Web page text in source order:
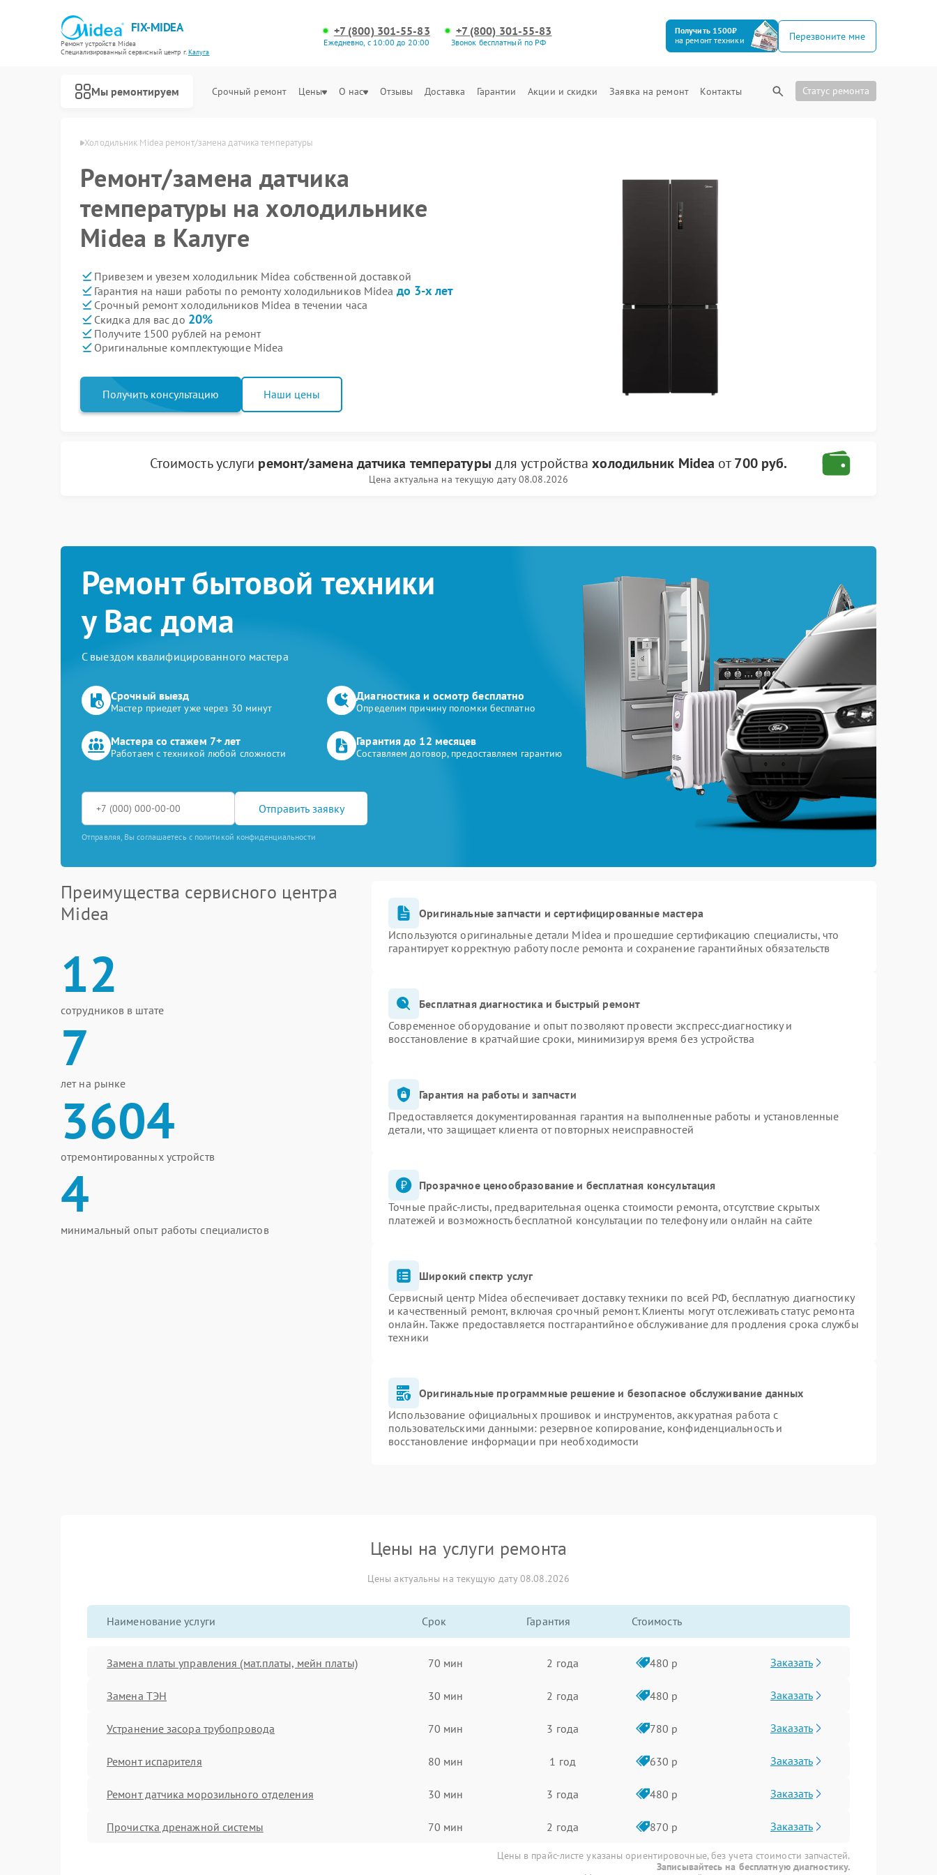
FIX-MIDEA
Ремонт устройств Midea
Специализированный cервисный центр г.Калуга
+7 (800) 301-55-83
Ежедневно, с 10:00 до 20:00
+7 (800) 301-55-83
Звонок бесплатный по РФ
Получить 1500₽
на ремонт техники
Перезвоните мне
Мы ремонтируем Срочный ремонт Цены О нас Отзывы Доставка Гарантии Акции и скидки Заявка на ремонт Контакты Статус ремонта
Midea в Калуге Холодильник Midea ремонт/замена датчика температуры
Ремонт/замена датчика
температуры на холодильнике
Midea в Калуге
Привезем и увезем холодильник Midea собственной доставкой
Гарантия на наши работы по ремонту холодильников Midea до 3-х лет
Срочный ремонт холодильников Midea в течении часа
Скидка для вас до 20%
Получите 1500 рублей на ремонт
Оригинальные комплектующие Midea
Получить консультацию Наши цены
Стоимость услуги ремонт/замена датчика температуры для устройствахолодильник Midea от700 руб.
Цена актуальна на текущую дату 08.08.2026
Ремонт бытовой техники
у Вас дома
С выездом квалифицированного мастера
Срочный выезд
Мастер приедет уже через 30 минут
Диагностика и осмотр бесплатно
Определим причину поломки бесплатно
Мастера со стажем 7+ лет
Работаем с техникой любой сложности
Гарантия до 12 месяцев
Составляем договор, предоставляем гарантию
Отправить заявку
Отправляя, Вы соглашаетесь с политикой конфиденциальности
Преимущества сервисного центра
Midea
12
сотрудников в штате
7
лет на рынке
3604
отремонтированных устройств
4
минимальный опыт работы специалистов
Оригинальные запчасти и сертифицированные мастера
Используются оригинальные детали Midea и прошедшие сертификацию специалисты, что
гарантирует корректную работу после ремонта и сохранение гарантийных обязательств
Бесплатная диагностика и быстрый ремонт
Современное оборудование и опыт позволяют провести экспресс-диагностику и
восстановление в кратчайшие сроки, минимизируя время без устройства
Гарантия на работы и запчасти
Предоставляется документированная гарантия на выполненные работы и установленные
детали, что защищает клиента от повторных неисправностей
Прозрачное ценообразование и бесплатная консультация
Точные прайс-листы, предварительная оценка стоимости ремонта, отсутствие скрытых
платежей и возможность бесплатной консультации по телефону или онлайн на сайте
Широкий спектр услуг
Сервисный центр Midea обеспечивает доставку техники по всей РФ, бесплатную диагностику
и качественный ремонт, включая срочный ремонт. Клиенты могут отслеживать статус ремонта
онлайн. Также предоставляется постгарантийное обслуживание для продления срока службы
техники
Оригинальные программные решение и безопасное обслуживание данных
Использование официальных прошивок и инструментов, аккуратная работа с
пользовательскими данными: резервное копирование, конфиденциальность и
восстановление информации при необходимости
Цены на услуги ремонта
Цены актуальны на текущую дату 08.08.2026
Наименование услуги Срок Гарантия Стоимость
Замена платы управления (мат.платы, мейн платы) 70 мин 2 года 480 р Заказать
Замена ТЭН 30 мин 2 года 480 р Заказать
Устранение засора трубопровода 70 мин 3 года 780 р Заказать
Ремонт испарителя 80 мин 1 год 630 р Заказать
Ремонт датчика морозильного отделения 30 мин 3 года 480 р Заказать
Прочистка дренажной системы 70 мин 2 года 870 р Заказать
Цены в прайс-листе указаны ориентировочные, без учета стоимости запчастей.
Записывайтесь на бесплатную диагностику.